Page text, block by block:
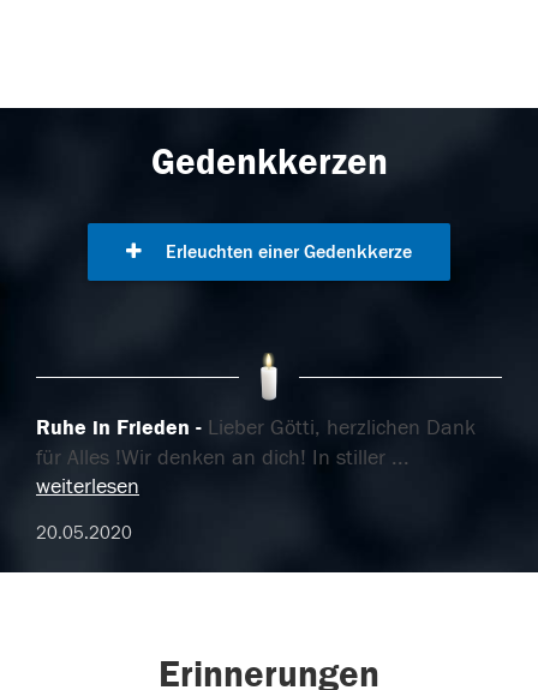
Gedenkkerzen
Erleuchten einer Gedenkkerze
Ruhe in Frieden
Lieber Götti, herzlichen Dank
für Alles !Wir denken an dich! In stiller ...
weiterlesen
20.05.2020
Erinnerungen